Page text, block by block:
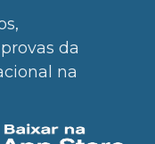
da
na